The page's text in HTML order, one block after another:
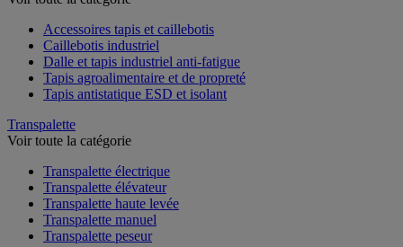
Accessoires tapis et caillebotis
Caillebotis industriel
Dalle et tapis industriel anti-fatigue
Tapis agroalimentaire et de propreté
Tapis antistatique ESD et isolant
Transpalette
Voir toute la catégorie
Transpalette électrique
Transpalette élévateur
Transpalette haute levée
Transpalette manuel
Transpalette peseur